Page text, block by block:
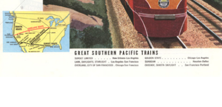
Bild-ID: 4252